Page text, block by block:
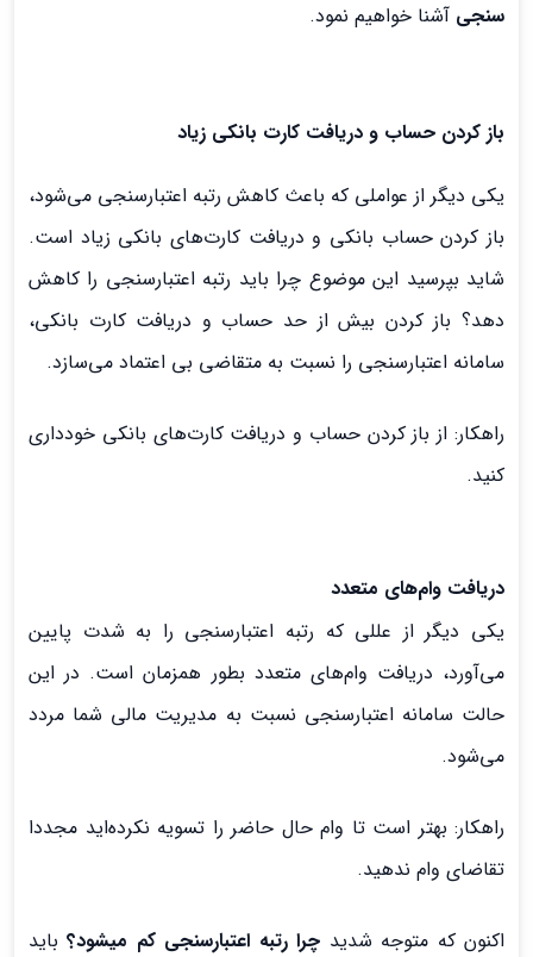
سنجی آشنا خواهیم نمود.
باز کردن حساب و دریافت کارت بانکی زیاد
یکی دیگر از عواملی که باعث کاهش رتبه اعتبارسنجی می‌شود،
باز کردن حساب بانکی و دریافت کارت‌های بانکی زیاد است.
شاید بپرسید این موضوع چرا باید رتبه اعتبارسنجی را کاهش
دهد؟ باز کردن بیش از حد حساب و دریافت کارت بانکی،
سامانه اعتبارسنجی را نسبت به متقاضی بی اعتماد می‌سازد.
راهکار: از باز کردن حساب و دریافت کارت‌های بانکی خودداری
کنید.
دریافت وام‌های متعدد
یکی دیگر از عللی که رتبه اعتبارسنجی را به شدت پایین
می‌آورد، دریافت وام‌های متعدد بطور همزمان است. در این
حالت سامانه اعتبارسنجی نسبت به مدیریت مالی شما مردد
می‌شود.
راهکار: بهتر است تا وام حال حاضر را تسویه نکرده‌اید مجددا
تقاضای وام ندهید.
اکنون که متوجه شدید چرا رتبه اعتبارسنجی کم میشود؟باید